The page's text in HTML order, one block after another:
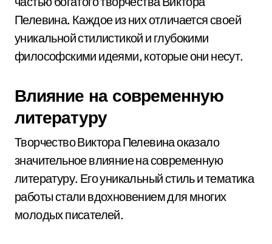
Пелевина. Каждое из них отличается своей
уникальной стилистикой и глубокими
философскими идеями, которые они несут.
Влияние на современную
литературу
Творчество Виктора Пелевина оказало
значительное влияние на современную
литературу. Его уникальный стиль и тематика
работы стали вдохновением для многих
молодых писателей.